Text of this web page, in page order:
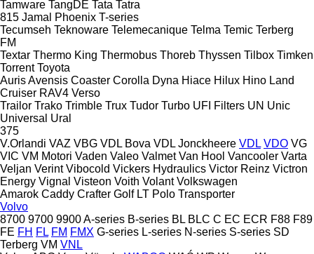
Tamware TangDE Tata Tatra
815 Jamal Phoenix T-series
Tecumseh Teknoware Telemecanique Telma Temic Terberg
FM
Textar Thermo King Thermobus Thoreb Thyssen Tilbox Timken
Torrent Toyota
AurisAvensis Coaster Corolla Dyna Hiace Hilux Hino Land
Cruiser RAV4 Verso
Trailor Trako Trimble Trux Tudor Turbo UFI Filters UN Unic
Universal Ural
375
V.Orlandi VAZ VBG VDL Bova VDL Jonckheere VDL VDO VG
VIC VM Motori Vaden Valeo Valmet Van Hool Vancooler Varta
Veljan Verint Vibocold Vickers Hydraulics Victor Reinz Victron
Energy Vignal Visteon Voith Volant Volkswagen
Amarok Caddy Crafter Golf LT Polo Transporter
Volvo
8700 9700 9900A-series B-series BL BLC C EC ECR F88 F89
FE FH FL FM FMX G-series L-series N-series S-series SD
Terberg VM VNL